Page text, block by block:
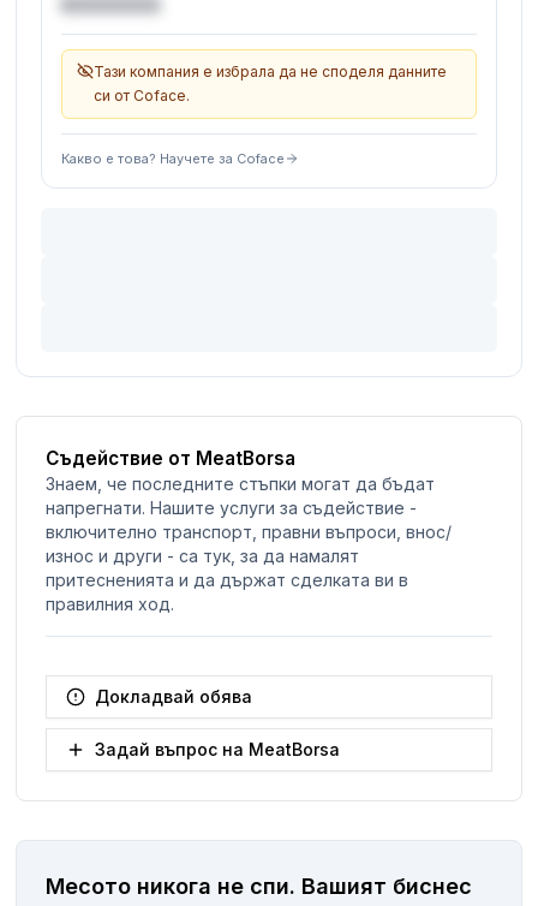
Тази компания е избрала да не споделя данните
си от Coface.
Какво е това? Научете за Coface
Съдействие от MeatBorsa
Знаем, че последните стъпки могат да бъдат
напрегнати. Нашите услуги за съдействие -
включително транспорт, правни въпроси, внос/
износ и други - са тук, за да намалят
притесненията и да държат сделката ви в
правилния ход.
Докладвай обява
Задай въпрос на MeatBorsa
Месото никога не спи. Вашият биснес